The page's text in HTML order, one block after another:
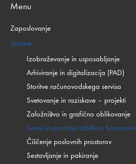
Menu
Zaposlovanje
Storitve
Izobraževanje in usposabljanje
Arhiviranje in digitalizacija (PAD)
Storitve računovodskega servisa
Svetovanje in raziskave – projekti
Založništvo in grafično oblikovanje
Servis in prodaja izdelkov Samsonite
Čiščenje poslovnih prostorov
Sestavljanje in pakiranje